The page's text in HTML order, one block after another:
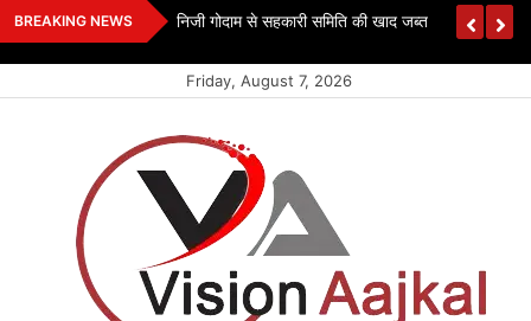
Skip
to
BREAKING NEWS निजी गोदाम से सहकारी समिति की खाद जब्त
Friday, August 7, 2026